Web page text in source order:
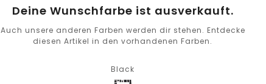
Deine Wunschfarbe ist ausverkauft.
Auch unsere anderen Farben werden dir stehen. Entdecke
diesen Artikel in den vorhandenen Farben.
Black